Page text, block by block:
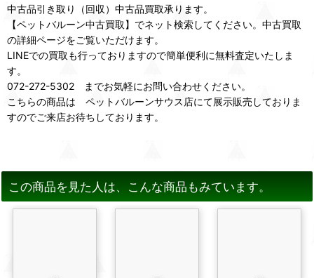
中古品引き取り（回収）中古品買取承ります。
【ペットバルーン中古買取】でネット検索してください。中古買取
の詳細ページをご覧いただけます。
LINEでの買取も行っておりますので簡単便利に無料査定いたしま
す。
072-272-5302 までお気軽にお問い合わせください。
こちらの商品は ペットバルーンサウス店にて展示販売しておりま
すのでご来店お待ちしております。
この商品を見た人は、こんな商品もみています。